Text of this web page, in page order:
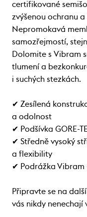
certifikované
zvýšenou ochranu
Nepromokavá
samozřejmostí,
Dolomite s Vibram
tlumení a
i suchých stezkách.
✔ Zesílená
a odolnost
✔ Podšívka GORE-
✔ Středně vysoký
a flexibility
✔ Podrážka Vibram
Připravte se na
vás nikdy nenechají